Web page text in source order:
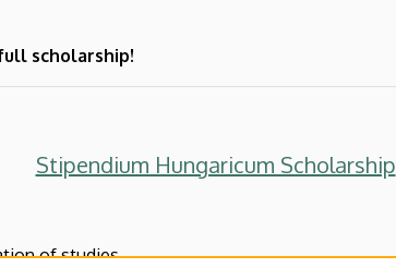
scholarship!
Stipendium Hungaricum Scholarship
of studies